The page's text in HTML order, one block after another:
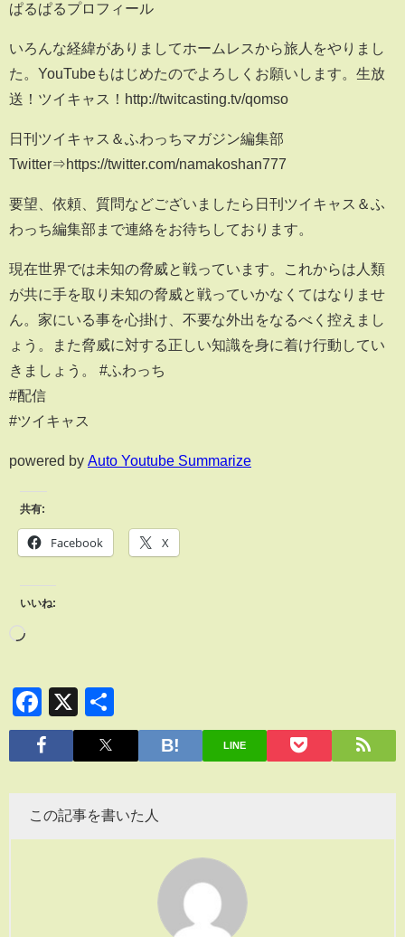
ぱるぱるプロフィール
いろんな経緯がありましてホームレスから旅人をやりまし
た。YouTubeもはじめたのでよろしくお願いします。生放
送！ツイキャス！http://twitcasting.tv/qomso
日刊ツイキャス＆ふわっちマガジン編集部
Twitter⇒https://twitter.com/namakoshan777
要望、依頼、質問などございましたら日刊ツイキャス＆ふ
わっち編集部まで連絡をお待ちしております。
現在世界では未知の脅威と戦っています。これからは人類
が共に手を取り未知の脅威と戦っていかなくてはなりませ
ん。家にいる事を心掛け、不要な外出をなるべく控えまし
ょう。また脅威に対する正しい知識を身に着け行動してい
きましょう。 #ふわっち
#配信
#ツイキャス
powered by Auto Youtube Summarize
共有:
Facebook X
いいね:
Facebook
X
有
LINE
この記事を書いた人